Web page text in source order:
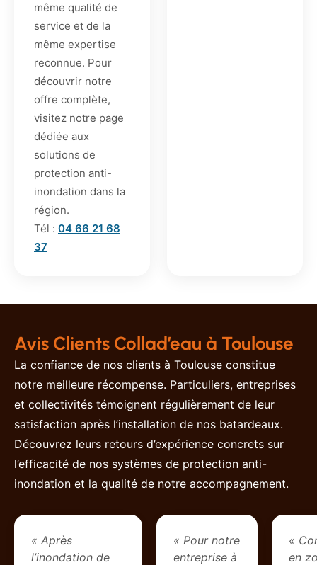
même qualité de
service et de la
même expertise
reconnue. Pour
découvrir notre
offre complète,
visitez notre page
dédiée aux
solutions de
protection anti-
inondation dans la
région.
Tél : 04 66 21 68
37
Avis Clients Collad’eau à Toulouse
La confiance de nos clients à Toulouse constitue
notre meilleure récompense. Particuliers, entreprises
et collectivités témoignent régulièrement de leur
satisfaction après l’installation de nos batardeaux.
Découvrez leurs retours d’expérience concrets sur
l’efficacité de nos systèmes de protection anti-
inondation et la qualité de notre accompagnement.
« Après
l’inondation de
« Pour notre
entreprise à
«
en